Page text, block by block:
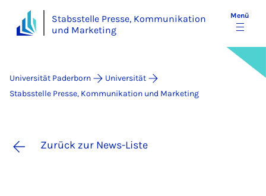
Stabsstelle Presse, Kommunikation
und Marketing
Menü
Universität Paderborn
Universität
Stabsstelle Presse, Kommunikation und Marketing
Zurück zur News-Liste